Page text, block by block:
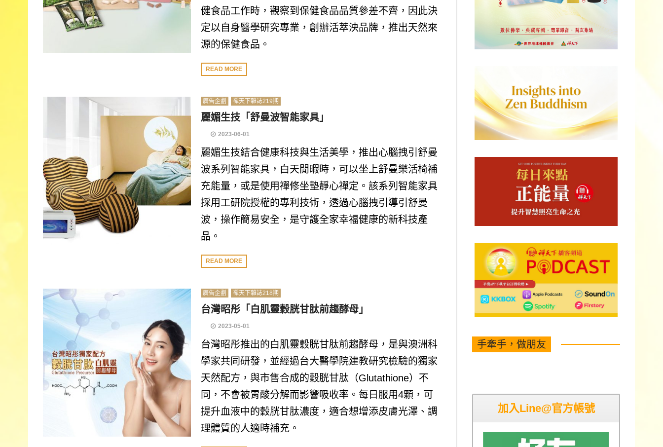
健食品工作時，觀察到保健食品品質參差不齊，因此決
定以自身醫學研究專業，創辦活萃泱品牌，推出天然來
源的保健食品。
READ MORE
廣告企劃 禪天下雜誌219期
麗媚生技「舒曼波智能家具」
2023-06-01
麗媚生技結合健康科技與生活美學，推出心腦拽引舒曼
波系列智能家具，白天閒暇時，可以坐上舒曼樂活椅補
充能量，或是使用禪修坐墊靜心禪定。該系列智能家具
採用工研院授權的專利技術，透過心腦拽引導引舒曼
波，操作簡易安全，是守護全家幸福健康的新科技產
品。
READ MORE
廣告企劃 禪天下雜誌218期
台灣昭彤「白肌靈穀胱甘肽前趨酵母」
2023-05-01
台灣昭彤推出的白肌靈穀胱甘肽前趨酵母，是與澳洲科
學家共同研發，並經過台大醫學院建教研究檢驗的獨家
天然配方，與市售合成的穀胱甘肽（Glutathione）不
同，不會被胃酸分解而影響吸收率。每日服用4顆，可
提升血液中的穀胱甘肽濃度，適合想增添皮膚光澤、調
理體質的人適時補充。
手牽手，做朋友
加入Line@官方帳號